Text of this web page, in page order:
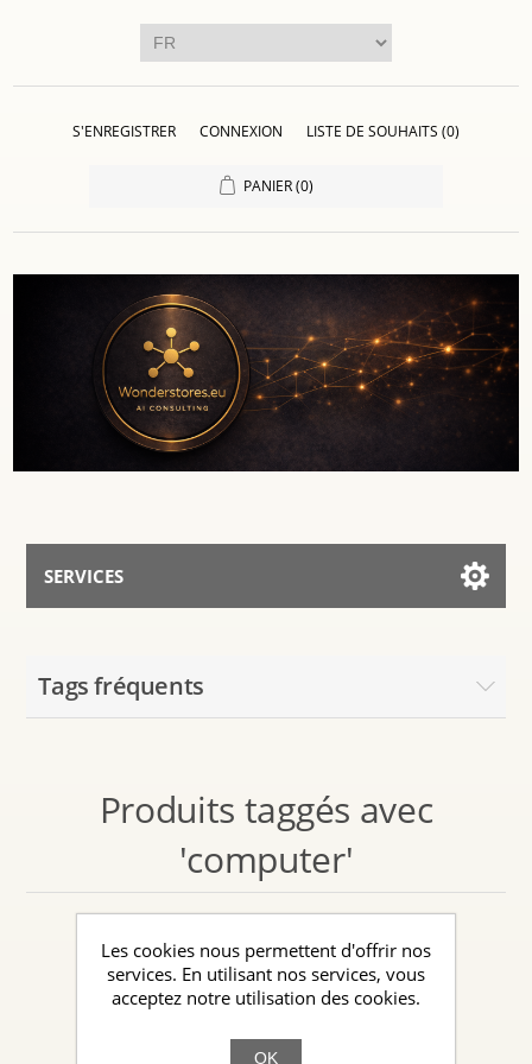
S'ENREGISTRER CONNEXION LISTE DE SOUHAITS (0)
PANIER (0)
SERVICES
Parler avec l’Assistant
Tags fréquents
Produits taggés avec
'computer'
Les cookies nous permettent d'offrir nos
services. En utilisant nos services, vous
acceptez notre utilisation des cookies.
OK